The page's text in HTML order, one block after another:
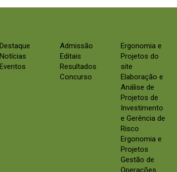
Destaque
Notícias
Eventos
Admissão
Editais
Resultados
Concurso
Ergonomia e
Projetos do
site
Elaboração e
Análise de
Projetos de
Investimento
e Gerência de
Risco
Ergonomia e
Projetos
Gestão de
Operações